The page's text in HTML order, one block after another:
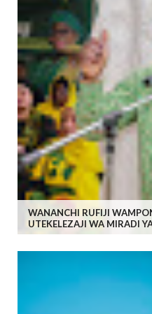
WANANCHI RUFIJI
UTEKELEZAJI WA MIRADI